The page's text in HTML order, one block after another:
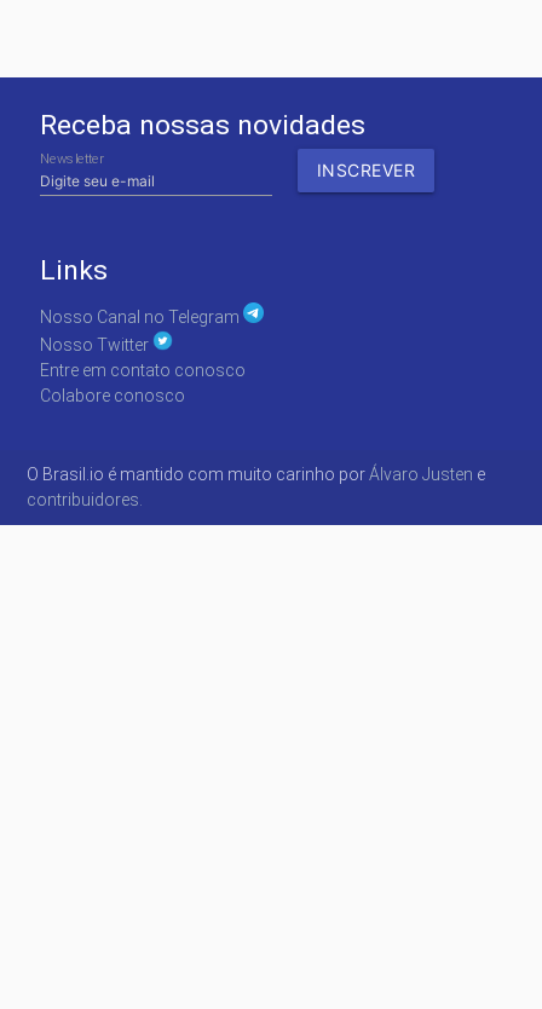
Receba nossas novidades
Newsletter
Links
Nosso Canal no Telegram
Nosso Twitter
Entre em contato conosco
Colabore conosco
O Brasil.io é mantido com muito carinho porÁlvaro Justen e
contribuidores.